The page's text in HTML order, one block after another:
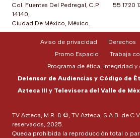
Col. Fuentes Del Pedregal, C.P.
14140,
Ciudad De México, México.
55 1720
TV Azteca, M.R. & ©, TV Azteca, S.A.B. de
reservados, 2025.
Queda prohibida la reproducción total o
Aviso de privacidad Derechos
Promo Espacio
Trabaja
Programa de ética, integridad
Defensor de Audiencias y Código de
Azteca III y Televisora del Valle de